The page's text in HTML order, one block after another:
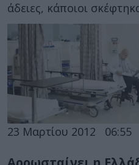
άδειες, κάποιοι
23 Μαρτίου 2012 06:55